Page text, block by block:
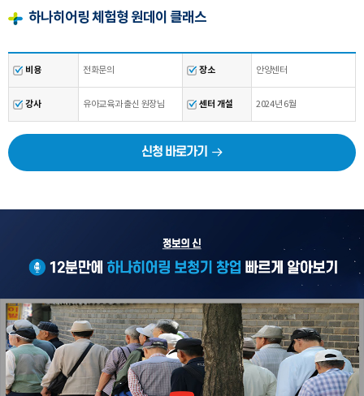
하나히어링 체험형 원데이 클래스
비용 전화문의 장소 안양센터
강사 유아교육과 출신 원장님 센터 개설 2024년 6월
신청 바로가기